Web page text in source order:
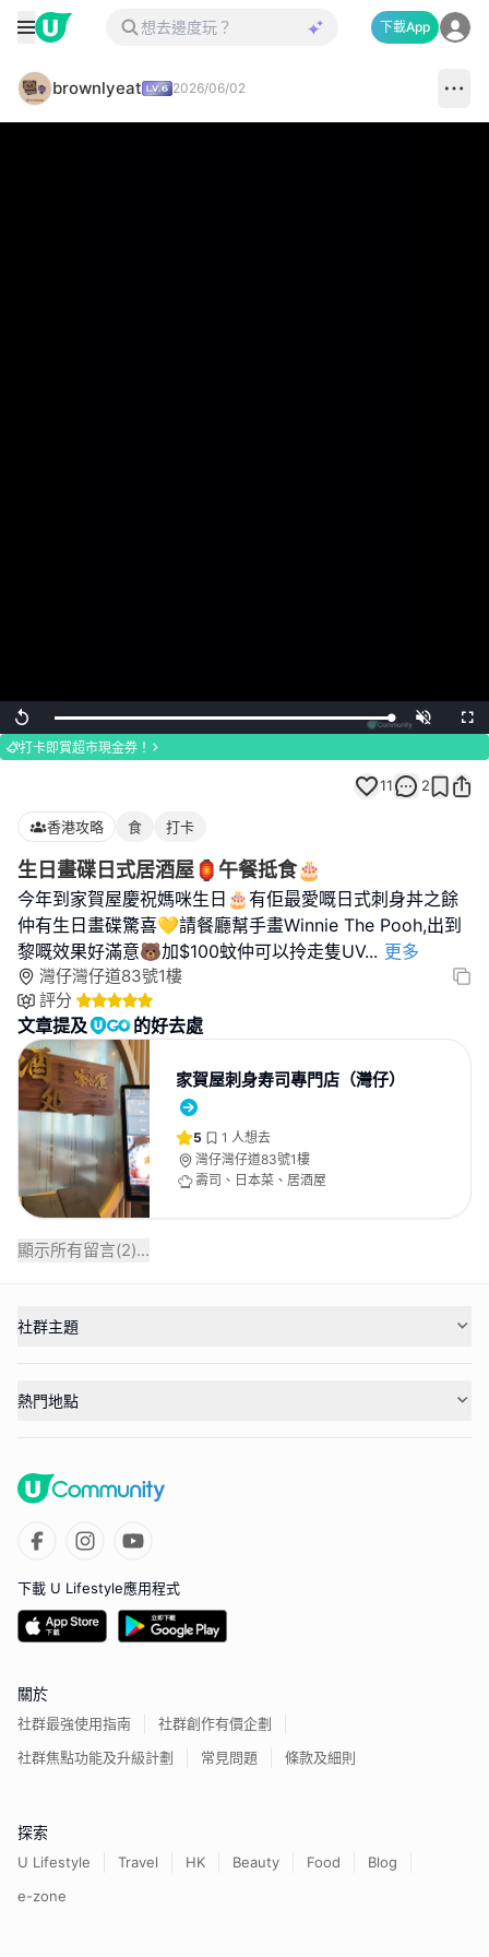
下載App
brownlyeat 2026/06/02
Replay Loaded:
100.00%
Unmute
打卡即賞超市現金券！
11 2
香港攻略 食 打卡
生日畫碟日式居酒屋🏮午餐抵食🎂
今年到家賀屋慶祝媽咪生日🎂有佢最愛嘅日式刺身丼之餘
仲有生日畫碟驚喜💛請餐廳幫手畫Winnie The Pooh,出到
黎嘅效果好滿意🐻加$100蚊仲可以拎走隻UV... 更多
灣仔灣仔道83號1樓
評分
文章提及 的好去處
家賀屋刺身寿司專門店（灣仔）
5 1 人想去
灣仔灣仔道83號1樓
壽司、日本菜、居酒屋
顯示所有留言(2)...
社群主題
熱門地點
下載 U Lifestyle應用程式
關於
社群最強使用指南
社群創作有價企劃
社群焦點功能及升級計劃
常見問題 條款及細則
探索
U Lifestyle Travel HK Beauty Food
Blog
e-zone